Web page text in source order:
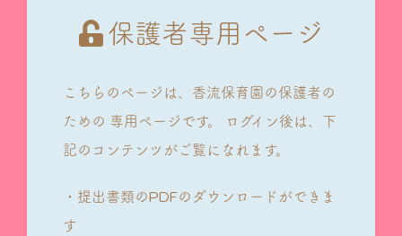
保護者専用ページ
こちらのページは、香流保育園の保護者の
ための 専用ページです。
ログイン後は、下
記のコンテンツがご覧になれます。
・提出書類のPDFのダウンロードができま
す